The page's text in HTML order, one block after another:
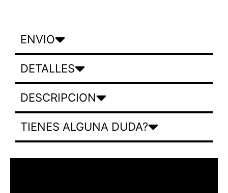
ENVIO
DETALLES
DESCRIPCION
TIENES ALGUNA DUDA?